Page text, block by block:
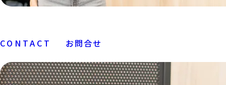
CONTACT お問合せ